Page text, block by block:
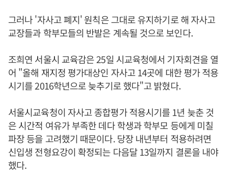
그러나 '자사고 폐지' 원칙은 그대로 유지하기로 해 자사고
교장들과 학부모들의 반발은 계속될 것으로 보인다.
조희연 서울시 교육감은 25일 시교육청에서 기자회견을 열
어 "올해 재지정 평가대상인 자사고 14곳에 대한 평가 적용
시기를 2016학년으로 늦추기로 했다"고 밝혔다.
서울시교육청이 자사고 종합평가 적용시기를 1년 늦춘 것
은 시간적 여유가 부족한 데다 학생과 학부모 등에게 미칠
파장 등을 고려했기 때문이다. 당장 내년부터 적용하려면
신입생 전형요강이 확정되는 다음달 13일까지 결론을 내야
했다.